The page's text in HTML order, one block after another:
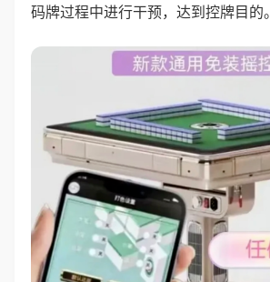
码牌过程中进行干预，达到控牌目的。